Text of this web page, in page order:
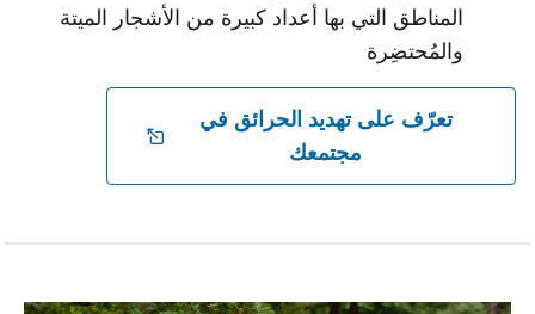
المناطق التي بها أعداد كبيرة من الأشجار الميتة
والمُحتضِرة
تعرّف على تهديد الحرائق في
مجتمعك